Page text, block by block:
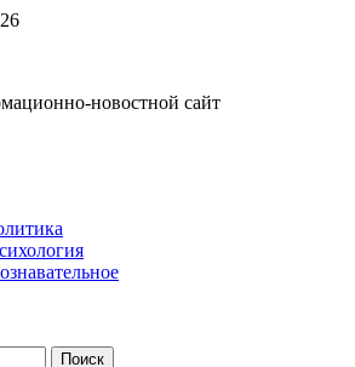
новостной сайт